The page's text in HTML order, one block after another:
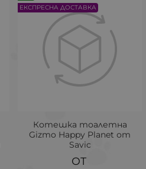
Котешка тоалетна
Gizmo Happy Planet от
Savic
ЕКСПРЕСНА ДОСТАВКА